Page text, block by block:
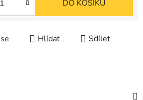
DO KOŠÍKU
Hlídat Sdílet